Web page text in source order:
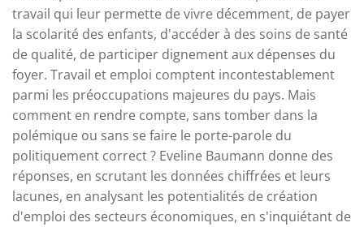
travail qui leur permette de vivre décemment, de payer
la scolarité des enfants, d'accéder à des soins de santé
de qualité, de participer dignement aux dépenses du
foyer. Travail et emploi comptent incontestablement
parmi les préoccupations majeures du pays. Mais
comment en rendre compte, sans tomber dans la
polémique ou sans se faire le porte-parole du
politiquement correct ? Eveline Baumann donne des
réponses, en scrutant les données chiffrées et leurs
lacunes, en analysant les potentialités de création
d'emploi des secteurs économiques, en s'inquiétant de